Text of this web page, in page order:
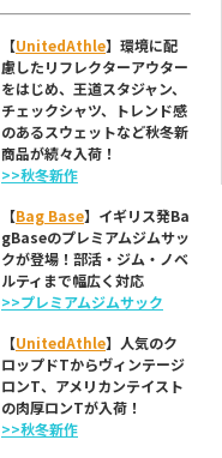
MARKLESS STYLE
(マークレススタイル)
ライトデニムマルシェバ
ッグ
【UnitedAthle】環境に配
慮したリフレクターアウター
をはじめ、王道スタジャン、
チェックシャツ、トレンド感
のあるスウェットなど秋冬新
商品が続々入荷！
>>秋冬新作
【Bag Base】イギリス発Ba
gBaseのプレミアムジムサッ
クが登場！部活・ジム・ノベ
ルティまで幅広く対応
>>プレミアムジムサック
【UnitedAthle】人気のク
ロップドTからヴィンテージ
ロンT、アメリカンテイスト
の肉厚ロンTが入荷！
>>秋冬新作